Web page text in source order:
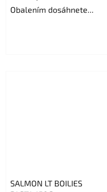
Obalením dosáhnete...
SALMON LT BOILIES